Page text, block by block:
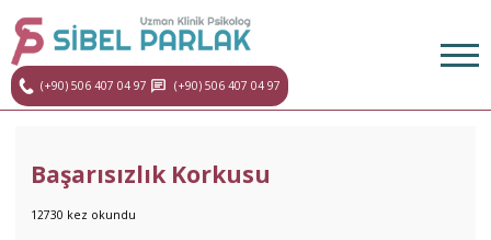
(+90) 506 407 04 97 (+90) 506 407 04 97
Başarısızlık Korkusu
12730 kez okundu